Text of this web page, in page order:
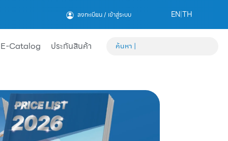
ลงทะเบียน / เข้าสู่ระบบ EN|TH
E-Catalog ประกันสินค้า